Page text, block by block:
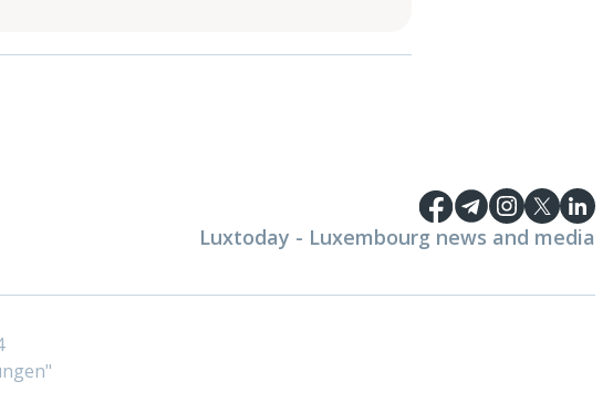
Luxtoday - Luxembourg news and media